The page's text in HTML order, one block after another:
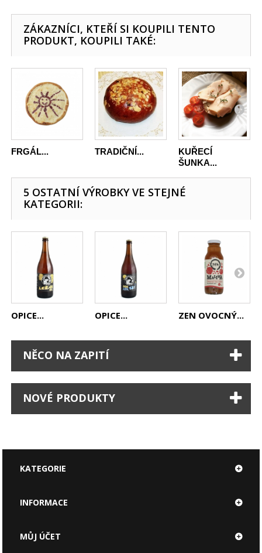
ZÁKAZNÍCI, KTEŘÍ SI KOUPILI TENTO
PRODUKT, KOUPILI TAKÉ:
FRGÁL... TRADIČNÍ...
KUŘECÍ
ŠUNKA...
5 OSTATNÍ VÝROBKY VE STEJNÉ
KATEGORII:
OPICE... OPICE... ZEN OVOCNÝ...
NĚCO NA ZAPITÍ
NOVÉ PRODUKTY
KATEGORIE
INFORMACE
MŮJ ÚČET